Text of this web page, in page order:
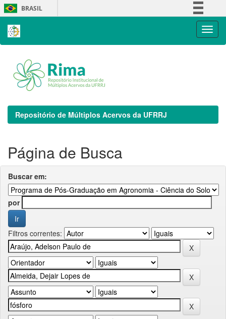
Skip
navigation
BRASIL
Repositório de Múltiplos Acervos da UFRRJ
Página de Busca
Buscar em:
por
Filtros correntes: